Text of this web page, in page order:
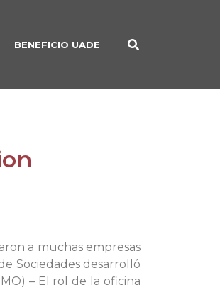
BENEFICIO UADE
a muchas empresas
Sociedades desarrolló
– El rol de la oficina